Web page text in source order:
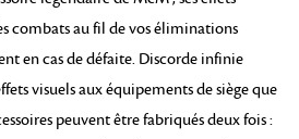
combats au fil de vos éliminations
en cas de défaite. Discorde infinie
visuels aux équipements de siège que
peuvent être fabriqués deux fois :